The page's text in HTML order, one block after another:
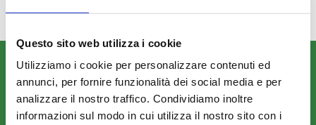
Questo sito web utilizza i cookie
Utilizziamo i cookie per personalizzare contenuti ed
annunci, per fornire funzionalità dei social media e per
analizzare il nostro traffico. Condividiamo inoltre
informazioni sul modo in cui utilizza il nostro sito con i
CHI SIAMO
Fondo FonARCom
Le Parti Sociali